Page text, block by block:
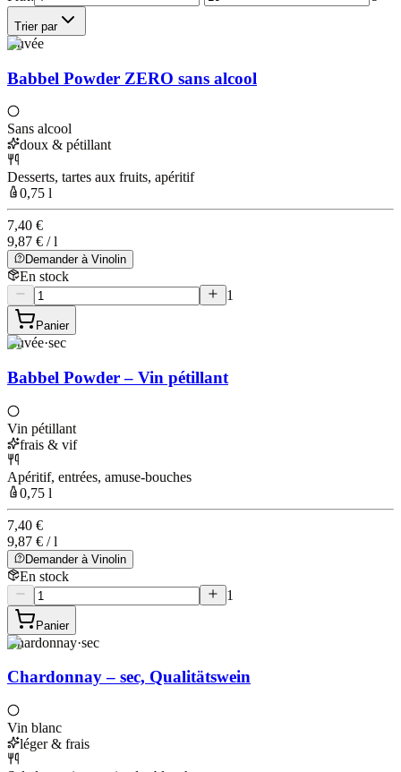
Trier par
Cuvée
Babbel Powder ZERO sans alcool
Sans alcool
doux & pétillant
Desserts, tartes aux fruits, apéritif
0,75 l
7,40 €
9,87 € / l
Demander à Vinolin
En stock
1
Panier
Cuvée·sec
Babbel Powder – Vin pétillant
Vin pétillant
frais & vif
Apéritif, entrées, amuse-bouches
0,75 l
7,40 €
9,87 € / l
Demander à Vinolin
En stock
1
Panier
Chardonnay·sec
Chardonnay – sec, Qualitätswein
Vin blanc
léger & frais